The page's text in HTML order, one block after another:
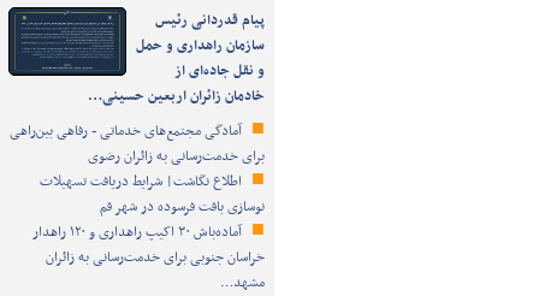
پیام قدردانی رئیس
سازمان راهداری و حمل
و نقل جاده‌ای از
خادمان زائران اربعین حسینی…
آمادگی مجتمع‌های خدماتی - رفاهی بین‌راهی
برای خدمت‌رسانی به زائران رضوی
اطلاع نگاشت| شرایط دریافت تسهیلات
نوسازی بافت فرسوده در شهر قم
آماده‌باش ۳۰ اکیپ راهداری و ۱۲۰ راهدار
خراسان جنوبی برای خدمت‌رسانی به زائران
مشهد…